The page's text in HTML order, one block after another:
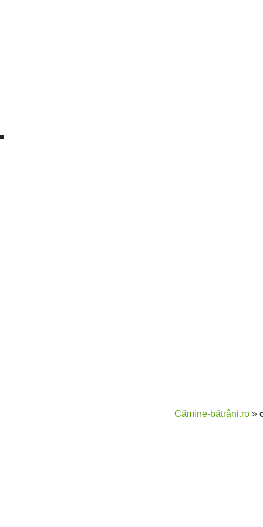
Cămine-bătrâni.ro »